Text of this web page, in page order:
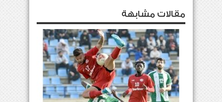
مقالات مشابهة